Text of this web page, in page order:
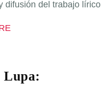
difusión del trabajo lírico
Lupa: